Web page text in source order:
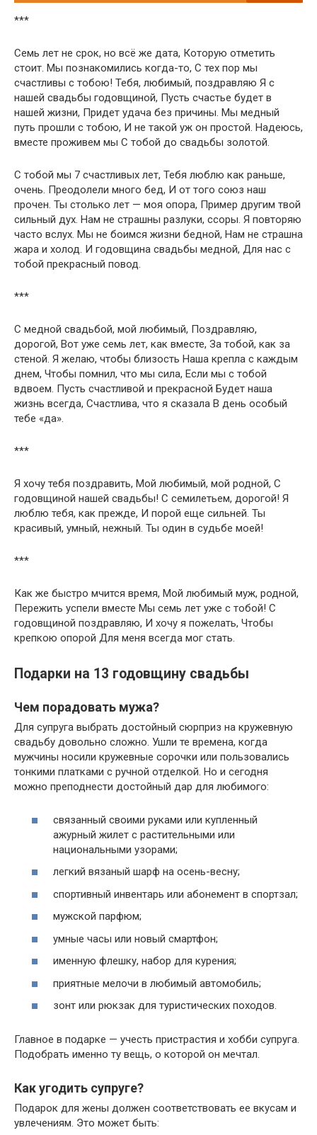
***
Семь лет не срок, но всё же дата, Которую отметить
стоит. Мы познакомились когда-то, С тех пор мы
счастливы с тобою! Тебя, любимый, поздравляю Я с
нашей свадьбы годовщиной, Пусть счастье будет в
нашей жизни, Придет удача без причины. Мы медный
путь прошли с тобою, И не такой уж он простой. Надеюсь,
вместе проживем мы С тобой до свадьбы золотой.
С тобой мы 7 счастливых лет, Тебя люблю как раньше,
очень. Преодолели много бед, И от того союз наш
прочен. Ты столько лет — моя опора, Пример другим твой
сильный дух. Нам не страшны разлуки, ссоры. Я повторяю
часто вслух. Мы не боимся жизни бедной, Нам не страшна
жара и холод. И годовщина свадьбы медной, Для нас с
тобой прекрасный повод.
***
С медной свадьбой, мой любимый, Поздравляю,
дорогой, Вот уже семь лет, как вместе, За тобой, как за
стеной. Я желаю, чтобы близость Наша крепла с каждым
днем, Чтобы помнил, что мы сила, Если мы с тобой
вдвоем. Пусть счастливой и прекрасной Будет наша
жизнь всегда, Счастлива, что я сказала В день особый
тебе «да».
***
Я хочу тебя поздравить, Мой любимый, мой родной, С
годовщиной нашей свадьбы! С семилетьем, дорогой! Я
люблю тебя, как прежде, И порой еще сильней. Ты
красивый, умный, нежный. Ты один в судьбе моей!
***
Как же быстро мчится время, Мой любимый муж, родной,
Пережить успели вместе Мы семь лет уже с тобой! С
годовщиной поздравляю, И хочу я пожелать, Чтобы
крепкою опорой Для меня всегда мог стать.
Подарки на 13 годовщину свадьбы
Чем порадовать мужа?
Для супруга выбрать достойный сюрприз на кружевную
свадьбу довольно сложно. Ушли те времена, когда
мужчины носили кружевные сорочки или пользовались
тонкими платками с ручной отделкой. Но и сегодня
можно преподнести достойный дар для любимого:
связанный своими руками или купленный
ажурный жилет с растительными или
национальными узорами;
легкий вязаный шарф на осень-весну;
спортивный инвентарь или абонемент в спортзал;
мужской парфюм;
умные часы или новый смартфон;
именную флешку, набор для курения;
приятные мелочи в любимый автомобиль;
зонт или рюкзак для туристических походов.
Главное в подарке — учесть пристрастия и хобби супруга.
Подобрать именно ту вещь, о которой он мечтал.
Как угодить супруге?
Подарок для жены должен соответствовать ее вкусам и
увлечениям. Это может быть: